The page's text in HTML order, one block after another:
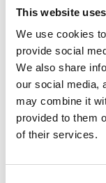
This website
We use cookies
provide social
We also share
our social media,
may combine it
provided to them
of their services.
6.
grunnlagt på
Hornborgasjøen. I
Gudhems
museum. (Museet
Tips!
til, påKdesigni